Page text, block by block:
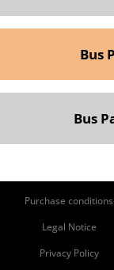
Bus
Bus
Purchase conditions
Legal Notice
Privacy Policy